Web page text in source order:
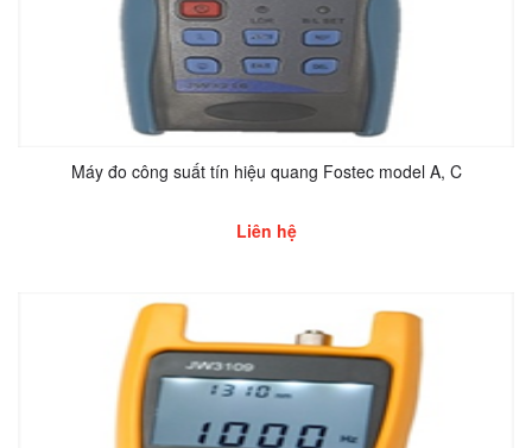
Máy đo công suất tín hiệu quang Fostec model A, C
Liên hệ